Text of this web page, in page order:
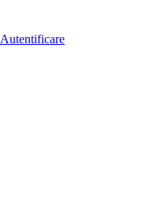
Autentificare